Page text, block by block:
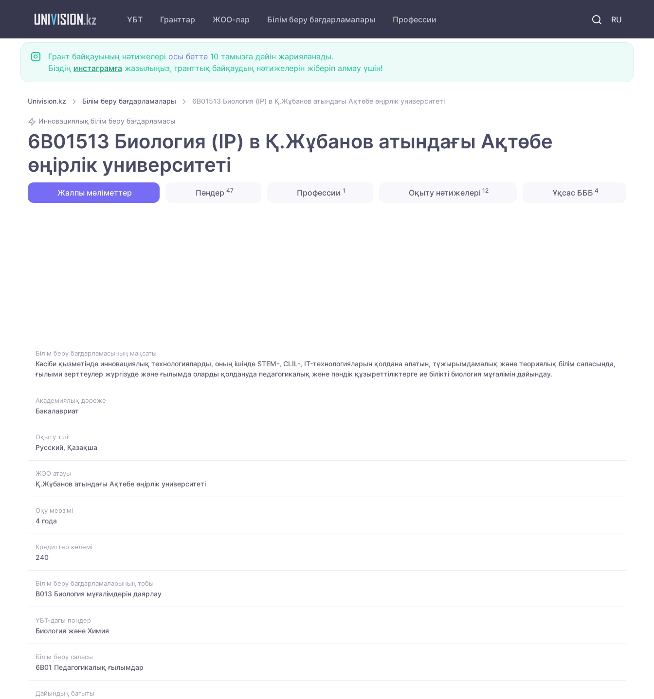
RU
ҰБТ Гранттар ЖОО-лар Білім беру бағдарламалары Профессии
Грант байқауының нәтижелері осы бетте 10 тамызға дейін жарияланады.
Біздің инстаграмға жазылыңыз, гранттық байқаудың нәтижелерін жіберіп алмау үшін!
Univision.kz Білім беру бағдарламалары 6B01513 Биология (IP) в Қ.Жұбанов атындағы Ақтөбе өңірлік университеті
Инновациялық білім беру бағдарламасы
6B01513 Биология (IP) в Қ.Жұбанов атындағы Ақтөбе
өңірлік университеті
Жалпы мәліметтер Пәндер 47 Профессии1 Оқыту нәтижелері 12 Ұқсас БББ 4
Білім беру бағдарламасының мақсаты
Кәсіби қызметінде инновациялық технологияларды, оның ішінде STEM-, CLIL-, IT-технологияларын қолдана алатын, тұжырымдамалық және теориялық білім саласында,
ғылыми зерттеулер жүргізуде және ғылымда оларды қолдануда педагогикалық және пәндік құзыреттіліктерге ие білікті биология мұғалімін дайындау.
Академиялық дәреже
Бакалавриат
Оқыту тілі
Русский, Қазақша
ЖОО атауы
Қ.Жұбанов атындағы Ақтөбе өңірлік университеті
Оқу мерзімі
4 года
Кредиттер көлемі
240
Білім беру бағдарламаларының тобы
B013 Биология мұғалімдерін даярлау
ҰБТ-дағы пәндер
Биология және Химия
Білім беру саласы
6B01 Педагогикалық ғылымдар
Дайындық бағыты